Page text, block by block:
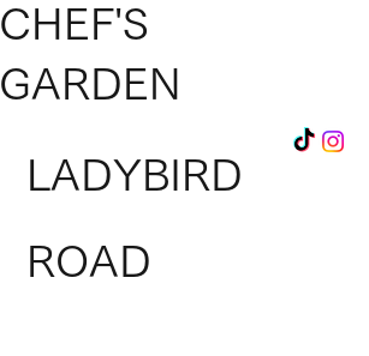
LADYBIRD
ROAD
CHEF'S
GARDEN